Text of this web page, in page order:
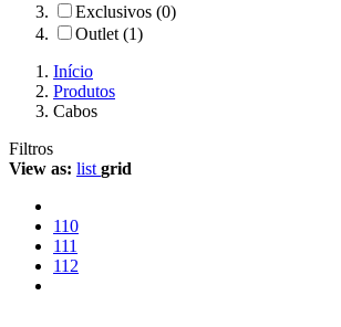
Exclusivos (0)
Outlet (1)
Início
Produtos
Cabos
Filtros
View as: list grid
110
111
112